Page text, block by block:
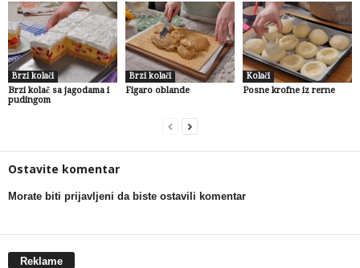
Brzi kolači
Brzi kolač sa jagodama i
pudingom
Brzi kolači
Figaro oblande
Kolači
Posne krofne iz rerne
Ostavite komentar
Morate biti prijavljeni da biste ostavili komentar
Reklame